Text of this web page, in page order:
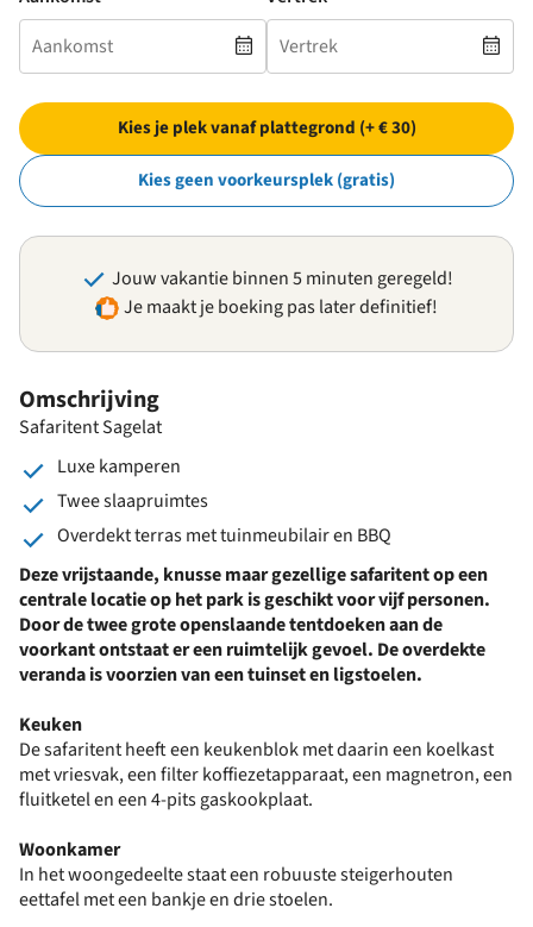
Omschrijving
Safaritent Sagelat
Luxe kamperen
Twee slaapruimtes
Overdekt terras met tuinmeubilair en BBQ
Deze vrijstaande, knusse maar gezellige safaritent op een
centrale locatieophet park is geschikt voor vijf personen.
Door de twee grote openslaande tentdoeken aan de
voorkantontstaat er een ruimtelijk gevoel. Deoverdekte
veranda is voorzien van een tuinseten ligstoelen.
Keuken
De safaritent heeft een keukenblok met daarin een koelkast
met vriesvak, een filter koffiezetapparaat, een magnetron, een
fluitketel en een 4-pits gaskookplaat.
Woonkamer
In het woongedeelte staat een robuuste steigerhouten
eettafel met een bankje en drie stoelen.
Kies je plek vanaf plattegrond (+ € 30)
Kies geen voorkeursplek (gratis)
Jouw vakantie binnen 5 minuten geregeld!
Je maakt je boeking pas later definitief!